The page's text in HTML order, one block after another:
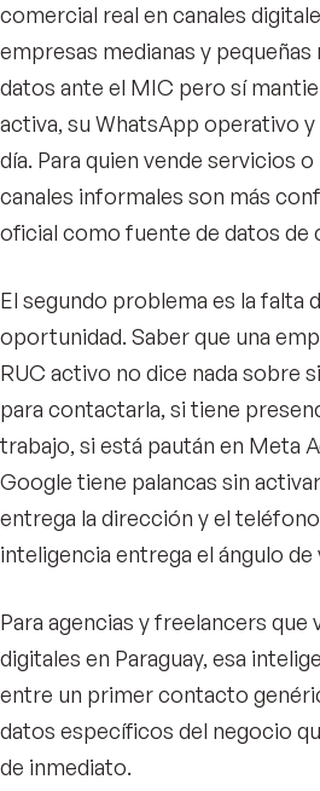
comercial real en canales
empresas medianas y pequeñas
datos ante el MIC pero sí
activa, su WhatsApp operativo y
día. Para quien vende servicios
canales informales son más
oficial como fuente de datos de
El segundo problema es la falta
oportunidad. Saber que una
RUC activo no dice nada sobre
para contactarla, si tiene
trabajo, si está paután en Meta
Google tiene palancas sin
entrega la dirección y el
inteligencia entrega el ángulo de
Para agencias y freelancers que
digitales en Paraguay, esa
entre un primer contacto
datos específicos del negocio
de inmediato.